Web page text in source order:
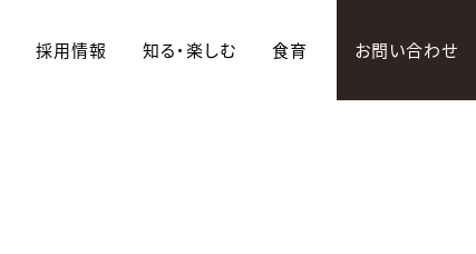
採用情報 知る・楽しむ 食育 お問い合わせ